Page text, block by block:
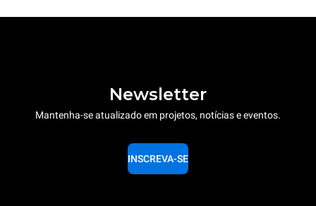
Newsletter
Mantenha-se atualizado em projetos, notícias e eventos.
INSCREVA-SE